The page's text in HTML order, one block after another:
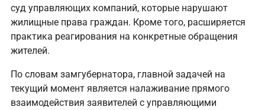
суд управляющих компаний, которые нарушают
жилищные права граждан. Кроме того, расширяется
практика реагирования на конкретные обращения
жителей.
По словам замгубернатора, главной задачей на
текущий момент является налаживание прямого
взаимодействия заявителей с управляющими